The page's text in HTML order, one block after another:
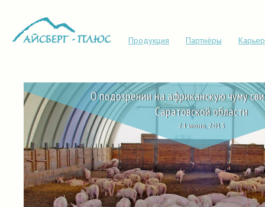
Продукция Партнёры
О подозрении на африканскую чуму
Саратовской области
24 июня, 2013